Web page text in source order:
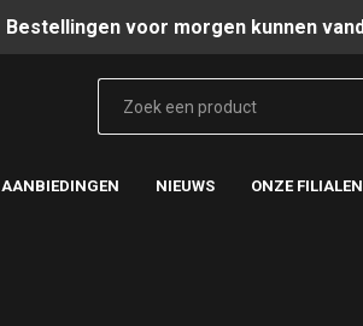
Bestellingen voor morgen kunnen
AANBIEDINGEN NIEUWS ONZE FILIALEN